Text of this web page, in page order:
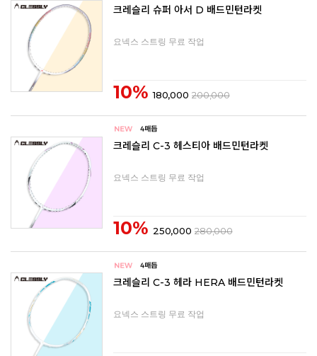
크레슬리 슈퍼 아서 D 배드민턴라켓
요넥스 스트링 무료 작업
10% 180,000 200,000
크레슬리 C-3 헤스티아 배드민턴라켓
요넥스 스트링 무료 작업
10% 250,000 280,000
크레슬리 C-3 헤라 HERA 배드민턴라켓
요넥스 스트링 무료 작업